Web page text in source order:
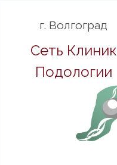
г. Волгоград
Сеть Клиник
Подологии